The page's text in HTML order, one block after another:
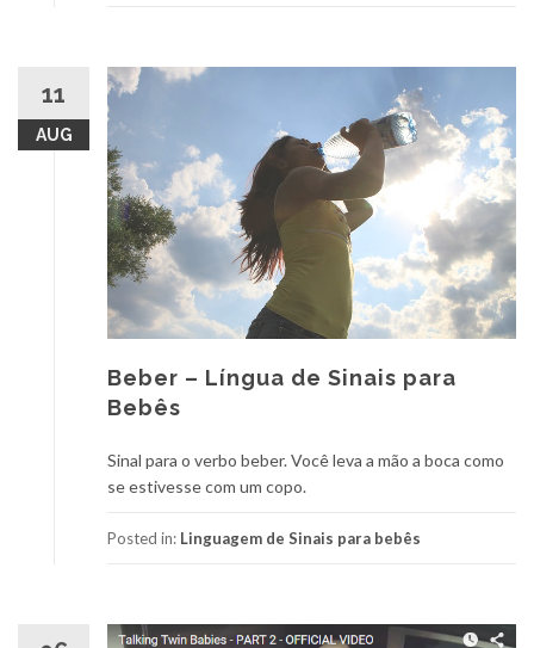
11
AUG
Beber – Língua de Sinais para
Bebês
Sinal para o verbo beber. Você leva a mão a boca como
se estivesse com um copo.
Posted in: Linguagem de Sinais para bebês